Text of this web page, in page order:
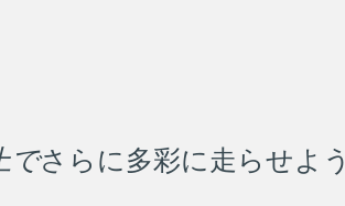
でさらに多彩に走らせよう